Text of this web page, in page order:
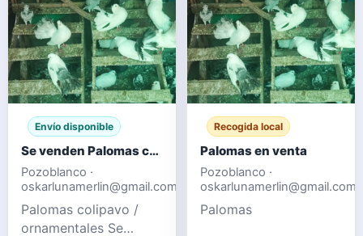
Envío disponible
Se venden Palomas colipavo / ornamentales
Pozoblanco ·
oskarlunamerlin@gmail.com
Palomas colipavo /
ornamentales Se
Recogida local
Palomas en venta
Pozoblanco ·
oskarlunamerlin@gmail.com
Palomas